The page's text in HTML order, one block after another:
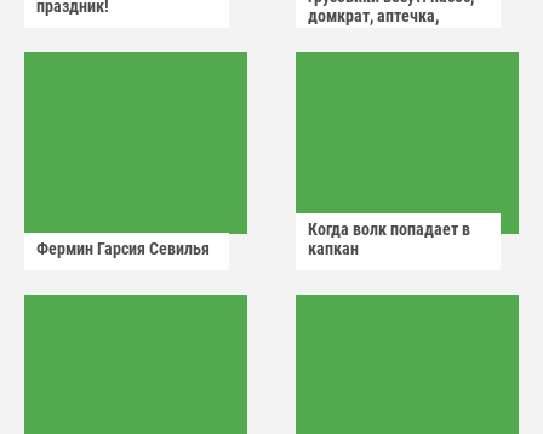
праздник!
домкрат, аптечка,
Фермин Гарсия Севилья
Когда волк попадает в
капкан